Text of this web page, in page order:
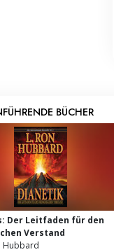
BÜCHER
Der Leitfaden für den
Verstand
Hubbard